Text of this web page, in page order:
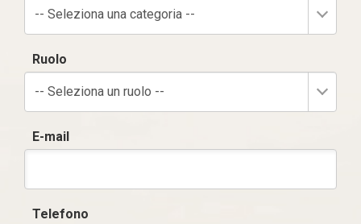
-- Seleziona una categoria --
Ruolo
-- Seleziona un ruolo --
E-mail
Telefono